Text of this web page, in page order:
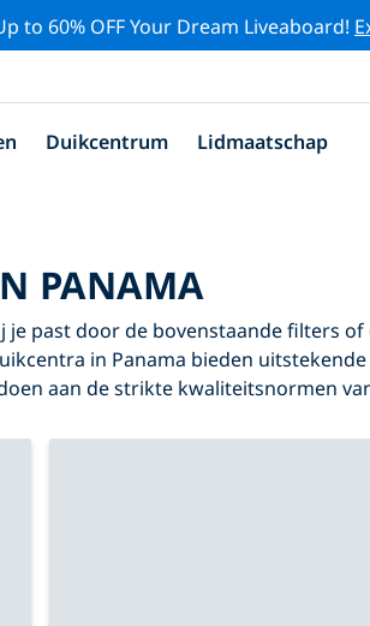
to 60% OFF Your Dream Liveaboard!
Duikcentrum Lidmaatschap
PANAMA
je past door de bovenstaande filters of
in Panama bieden uitstekende
aan de strikte kwaliteitsnormen